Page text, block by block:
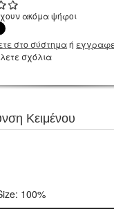
ακόμα ψήφοι
στο σύστημαή
σχόλια
Κειμένου
100%